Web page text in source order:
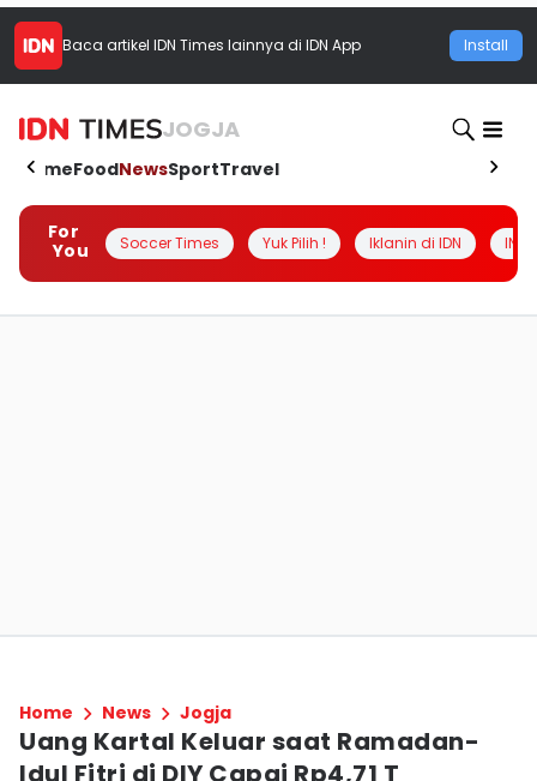
Baca artikel IDN Times lainnya di IDN App Install
JOGJA
HomeFoodNewsSportTravel
For
You
Soccer Times Yuk Pilih ! Iklanin di IDN
Home News Jogja
Uang Kartal Keluar saat Ramadan-
Idul Fitri di DIY Capai Rp4,71 T